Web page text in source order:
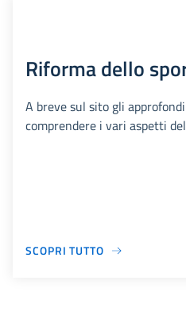
Riforma dello
A breve sul sito gli
comprendere i vari aspetti
SCOPRI TUTTO